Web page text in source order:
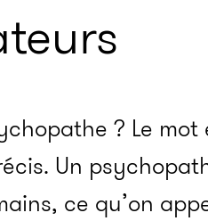
? Le
Un
ce qu’on